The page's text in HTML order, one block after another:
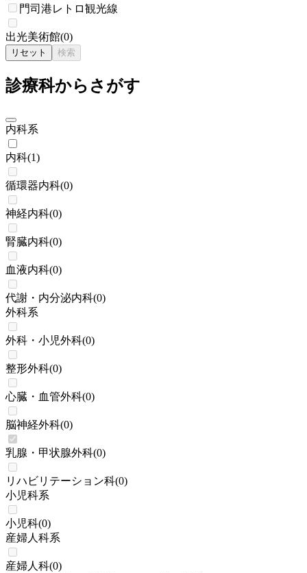
門司港レトロ観光線
出光美術館(0)
リセット 検索
診療科からさがす
内科系
内科(1)
循環器内科(0)
神経内科(0)
腎臓内科(0)
血液内科(0)
代謝・内分泌内科(0)
外科系
外科・小児外科(0)
整形外科(0)
心臓・血管外科(0)
脳神経外科(0)
乳腺・甲状腺外科(0)
リハビリテーション科(0)
小児科系
小児科(0)
産婦人科系
産婦人科(0)